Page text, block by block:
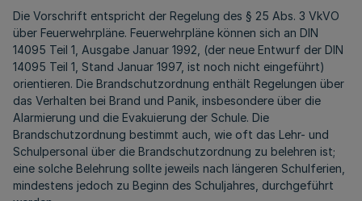
Die Vorschrift entspricht der Regelung des § 25 Abs. 3 VkVO
über Feuerwehrpläne. Feuerwehrpläne können sich an DIN
14095 Teil 1, Ausgabe Januar 1992, (der neue Entwurf der DIN
14095 Teil 1, Stand Januar 1997, ist noch nicht eingeführt)
orientieren. Die Brandschutzordnung enthält Regelungen über
das Verhalten bei Brand und Panik, insbesondere über die
Alarmierung und die Evakuierung der Schule. Die
Brandschutzordnung bestimmt auch, wie oft das Lehr- und
Schulpersonal über die Brandschutzordnung zu belehren ist;
eine solche Belehrung sollte jeweils nach längeren Schulferien,
mindestens jedoch zu Beginn des Schuljahres, durchgeführt